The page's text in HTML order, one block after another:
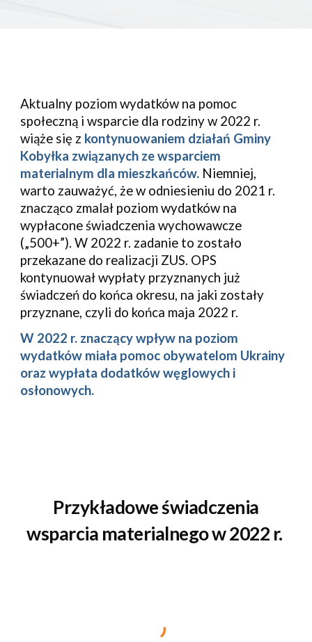
Aktualny poziom wydatków na pomoc
społeczną i wsparcie dla rodziny w 2022 r.
wiąże się z kontynuowaniem działań Gminy
Kobyłka związanych ze wsparciem
materialnym dla mieszkańców. Niemniej,
warto zauważyć, że w odniesieniu do 2021 r.
znacząco zmalał poziom wydatków na
wypłacone świadczenia wychowawcze
(„500+”). W 2022 r. zadanie to zostało
przekazane do realizacji ZUS. OPS
kontynuował wypłaty przyznanych już
świadczeń do końca okresu, na jaki zostały
przyznane, czyli do końca maja 2022 r.
W 2022 r. znaczący wpływ na poziom
wydatków miała pomoc obywatelom Ukrainy
oraz wypłata dodatków węglowych i
osłonowych.
Przykładowe świadczenia
wsparcia materialnego w 2022 r.